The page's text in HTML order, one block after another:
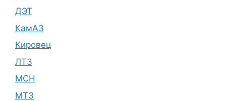
ДЭТ
КамАЗ
Кировец
ЛТЗ
МСН
МТЗ